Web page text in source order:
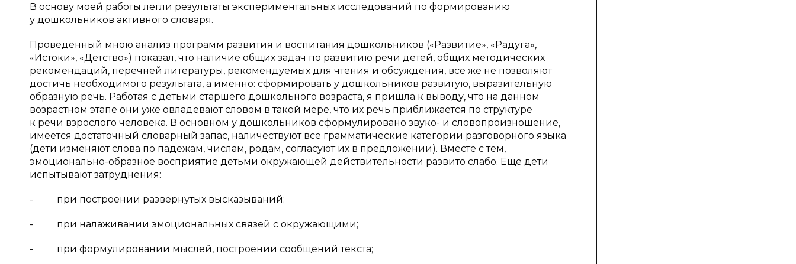
В основу моей работы легли результаты экспериментальных исследований по формированию
у дошкольников активного словаря.
Проведенный мною анализ программ развития и воспитания дошкольников («Развитие», «Радуга»,
«Истоки», «Детство») показал, что наличие общих задач по развитию речи детей, общих методических
рекомендаций, перечней литературы, рекомендуемых для чтения и обсуждения, все же не позволяют
достичь необходимого результата, а именно: сформировать у дошкольников развитую, выразительную
образную речь. Работая с детьми старшего дошкольного возраста, я пришла к выводу, что на данном
возрастном этапе они уже овладевают словом в такой мере, что их речь приближается по структуре
к речи взрослого человека. В основном у дошкольников сформулировано звуко- и словопроизношение,
имеется достаточный словарный запас, наличествуют все грамматические категории разговорного языка
(дети изменяют слова по падежам, числам, родам, согласуют их в предложении). Вместе с тем,
эмоционально-образное восприятие детьми окружающей действительности развито слабо. Еще дети
испытывают затруднения:
- при построении развернутых высказываний;
- при налаживании эмоциональных связей с окружающими;
- при формулировании мыслей, построении сообщений текста;